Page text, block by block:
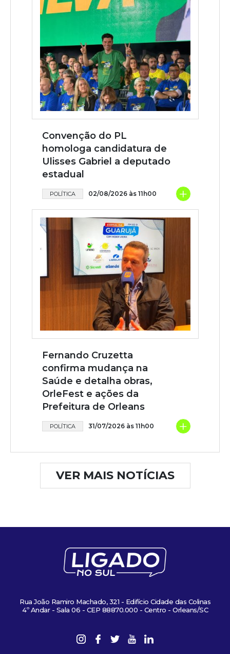
Convenção do PL
homologa candidatura de
Ulisses Gabriel a deputado
estadual
POLÍTICA 02/08/2026 às 11h00 +
Fernando Cruzetta
confirma mudança na
Saúde e detalha obras,
OrleFest e ações da
Prefeitura de Orleans
POLÍTICA 31/07/2026 às 11h00 +
VER MAIS NOTÍCIAS
Rua João Ramiro Machado, 321 - Edifício Cidade das Colinas
4º Andar - Sala 06 - CEP 88870.000 - Centro - Orleans/SC